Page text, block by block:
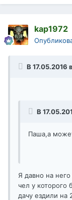
kap1972
В 17.05.2016
В
Паша,а
Я давно на
чел у которого
дачу ездили на